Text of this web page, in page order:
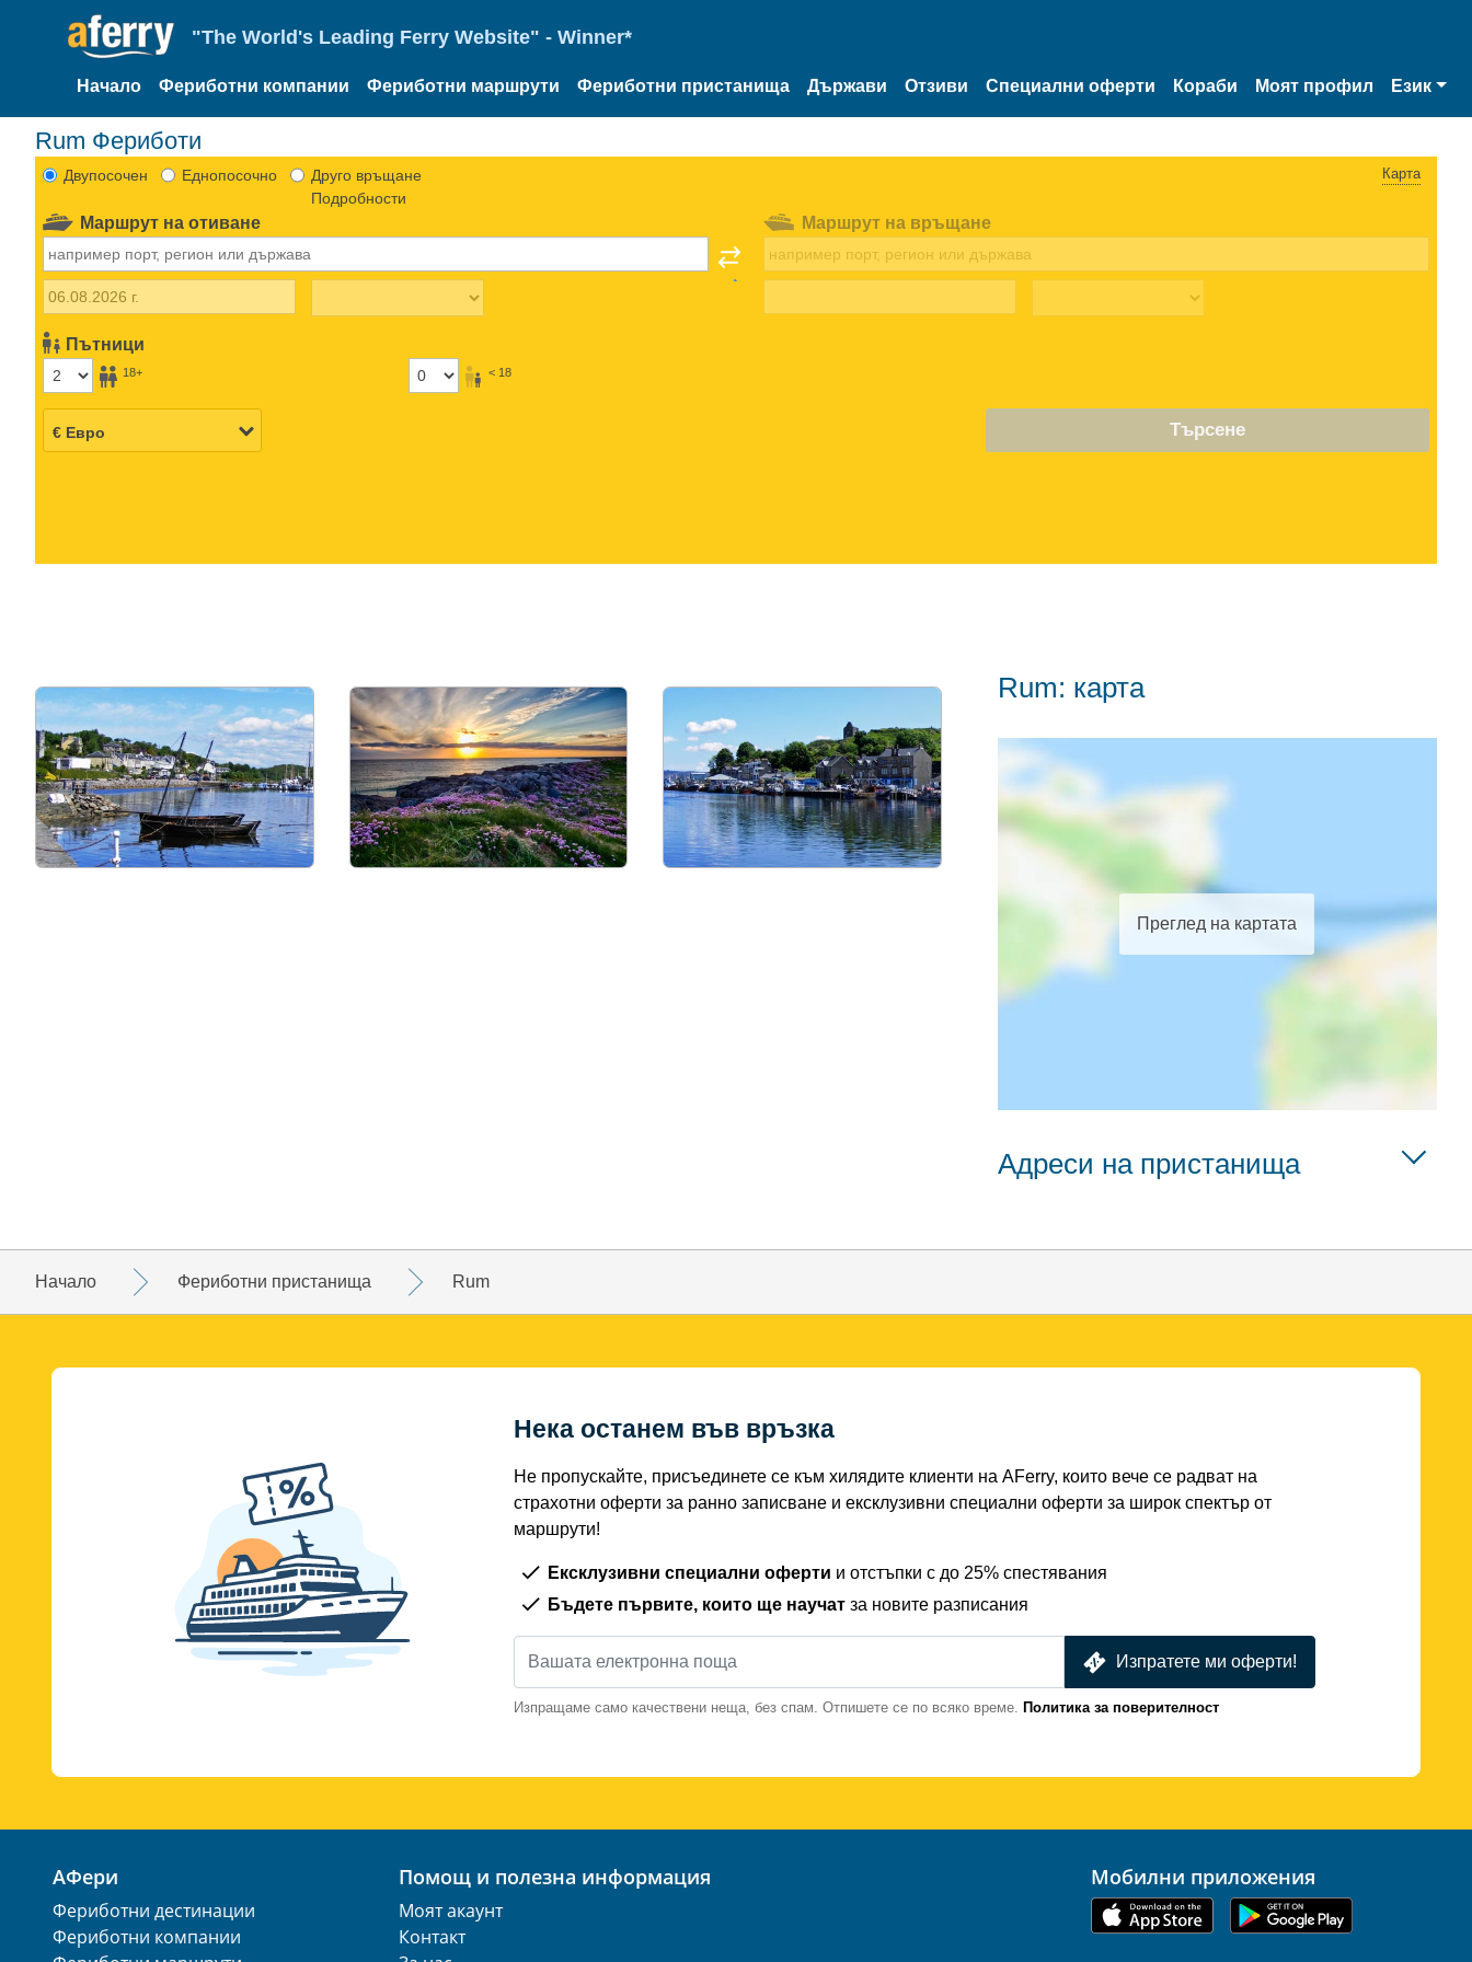
"The World's Leading Ferry Website" - Winner*
Начало Фериботни компании Фериботни маршрути Фериботни пристанища Държави Отзиви Специални оферти Кораби Моят профил Език
Rum Фериботи
Двупосочен Еднопосочно
Друго връщане
Подробности
Карта
Маршрут на отиване
Пътници
18+ < 18
Маршрут на връщане
Търсене
Rum: карта
Преглед на картата
Адреси на пристанища
Начало Фериботни пристанища Rum
Нека останем във връзка
Не пропускайте, присъединете се към хилядите клиенти на AFerry, които вече се радват на
страхотни оферти за ранно записване и ексклузивни специални оферти за широк спектър от
маршрути!
Ексклузивни специални оферти и отстъпки с до 25% спестявания
Бъдете първите, които ще научат за новите разписания
Изпратете ми оферти!
Изпращаме само качествени неща, без спам. Отпишете се по всяко време. Политика за поверителност
АФери
Фериботни дестинации
Фериботни компании
Помощ и полезна информация
Моят акаунт
Контакт
Мобилни приложения